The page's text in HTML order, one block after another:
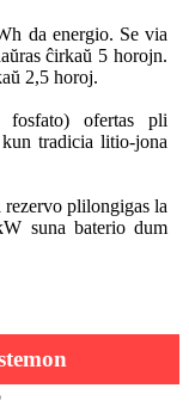
da energio. Se via
ĉirkaŭ 5 horojn.
2,5 horoj.
fosfato) ofertas pli
tradicia litio-jona
rezervo plilongigas la
suna baterio dum